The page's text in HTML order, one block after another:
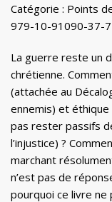
Catégorie : Points
979-10-91090-37-7
La guerre reste un
chrétienne.
(attachée au
ennemis) et
pas rester passifs
l’injustice) ?
marchant
n’est pas de
pourquoi ce livre ne